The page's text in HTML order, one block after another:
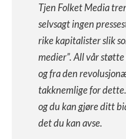
Tjen Folket Media
selvsagt ingen
rike kapitalister slik
medier”. All vår
og fra den
takknemlige for
og du kan gjøre ditt
det du kan avse.